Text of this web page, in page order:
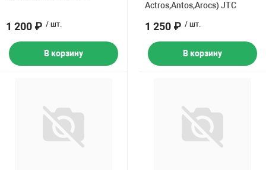
1 200 ₽ / шт.
В корзину
Actros,Antos,Arocs) JTC
1 250 ₽ / шт.
В корзину